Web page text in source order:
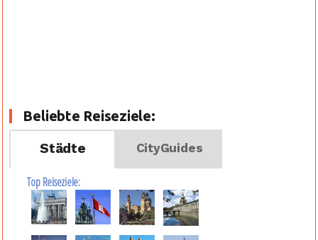
Beliebte Reiseziele:
Städte
CityGuides
Top Reiseziele: